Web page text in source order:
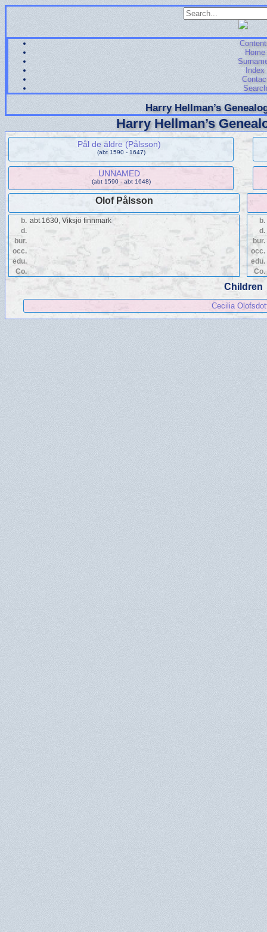
Home
Index
Search
Harry Hellman’s
Harry Hellman’s
Pål de äldre (Pålsson)
(abt 1590 - 1647)
UNNAMED
(abt 1590 - abt 1648)
Olof Pålsson
b. abt 1630, Viksjö finnmark
d.
bur.
occ.
edu.
Co.
b.
d.
bur.
occ.
edu.
Co.
Children
Cecilia